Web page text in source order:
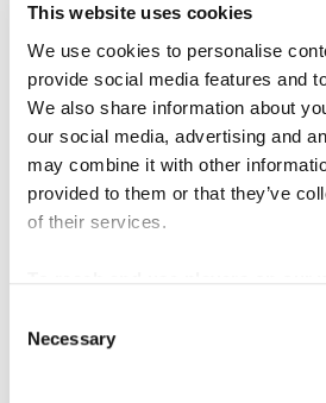
This website uses cookies
We use cookies to personalise
provide social media features and
We also share information about
our social media, advertising and
may combine it with other
provided to them or that they’ve
of their services.
Necessary
LÄS MER
TORS27AUG
PRIS: 0 SEK SCEN:
After concert med